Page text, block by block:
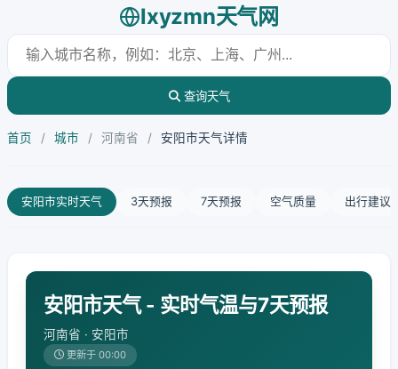
lxyzmn天气网
查询天气
首页 / 城市 / 河南省 / 安阳市天气详情
安阳市实时天气 3天预报 7天预报 空气质量 出行建议
安阳市天气 - 实时气温与7天预报
河南省 · 安阳市
更新于 00:00